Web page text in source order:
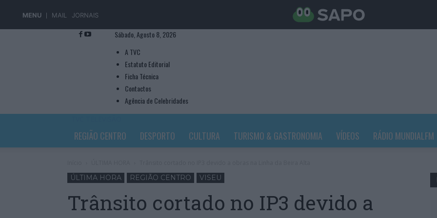
MENU MAIL JORNAIS
Sábado, Agosto 8, 2026
A TVC
Estatuto Editorial
Ficha Técnica
Contactos
Agência de Celebridades
REGIÃO CENTRO DESPORTO CULTURA TURISMO & GASTRONOMIA VÍDEOS RÁDIO MUNDIALFM
ÚLTIMA HORA REGIÃO CENTRO VISEU
Trânsito cortado no IP3 devido a